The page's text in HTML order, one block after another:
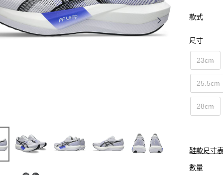
款式
尺寸
23cm
25.5cm
28cm
鞋款尺寸表
數量